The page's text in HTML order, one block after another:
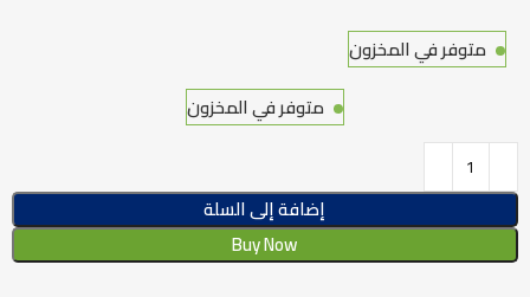
متوفر في المخزون
متوفر في المخزون
إضافة إلى السلة
Buy Now